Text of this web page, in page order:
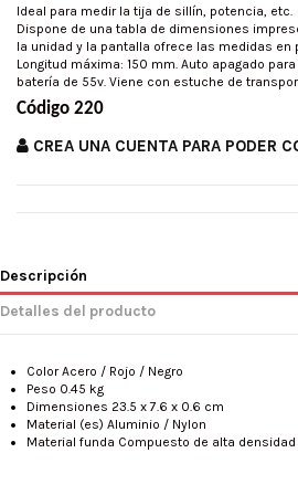
Ideal para medir la tija de sillín, potencia, etc.
Dispone de una tabla de dimensiones
la unidad y la pantalla ofrece las medidas en
Longitud máxima: 150 mm. Auto apagado
batería de 55v. Viene con estuche de
Código 220
CREA UNA CUENTA PARA PODER
Descripción
Detalles del producto
Color Acero / Rojo / Negro
Peso 0.45 kg
Dimensiones 23.5 x 7.6 x 0.6 cm
Material (es) Aluminio / Nylon
Material funda Compuesto de alta densidad